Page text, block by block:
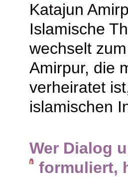
Katajun
Islamische
wechselt
Amirpur, die
verheiratet
islamischen
Wer Dialog
formuliert,